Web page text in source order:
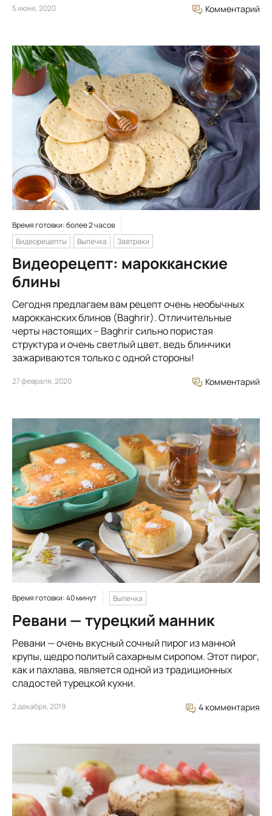
5 июня, 2020 Комментарий
Время готовки: более 2 часов
Видеорецепты
Выпечка Завтраки
Видеорецепт: марокканские
блины
Сегодня предлагаем вам рецепт очень необычных
марокканских блинов (Baghrir). Отличительные
черты настоящих – Baghrir сильно пористая
структура и очень светлый цвет, ведь блинчики
зажариваются только с одной стороны!
27 февраля, 2020 Комментарий
Время готовки: 40 минут Выпечка
Ревани — турецкий манник
Ревани — очень вкусный сочный пирог из манной
крупы, щедро политый сахарным сиропом. Этот пирог,
как и пахлава, является одной из традиционных
сладостей турецкой кухни.
2 декабря, 2019 4 комментария